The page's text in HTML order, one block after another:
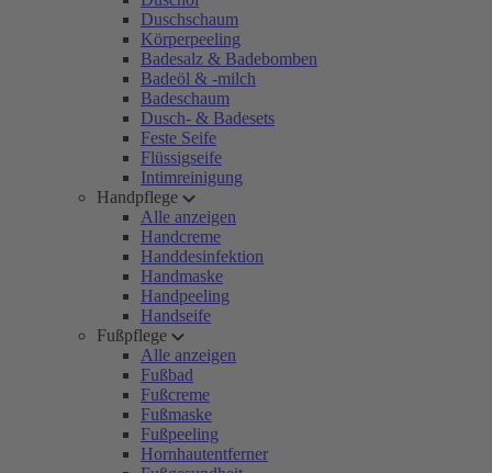
Duschschaum
Körperpeeling
Badesalz & Badebomben
Badeöl & -milch
Badeschaum
Dusch- & Badesets
Feste Seife
Flüssigseife
Intimreinigung
Handpflege
Alle anzeigen
Handcreme
Handdesinfektion
Handmaske
Handpeeling
Handseife
Fußpflege
Alle anzeigen
Fußbad
Fußcreme
Fußmaske
Fußpeeling
Hornhautentferner